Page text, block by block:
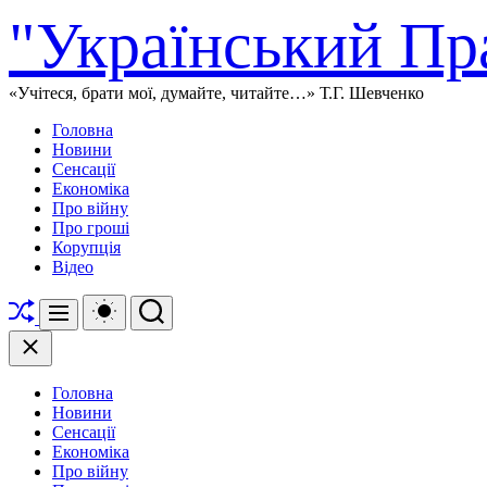
до
вмісту
"Український
«Учітеся, брати мої, думайте, читайте…» Т.Г. Шевченко
Головна
Новини
Сенсації
Економіка
Про війну
Про гроші
Корупція
Відео
Перетасувати
Меню
Перемикач
кольорового
Пошук
Закрити
Головна
Новини
Сенсації
Економіка
Про війну